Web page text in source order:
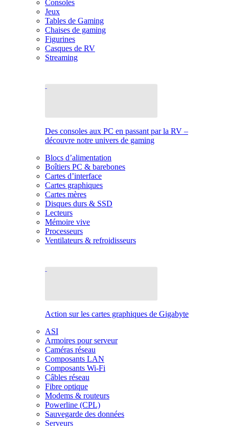
Consoles
Jeux
Tables de Gaming
Chaises de gaming
Figurines
Casques de RV
Streaming
Des consoles aux PC en passant par la RV –
découvre notre univers de gaming
Blocs d’alimentation
Boîtiers PC & barebones
Cartes d’interface
Cartes graphiques
Cartes mères
Disques durs & SSD
Lecteurs
Mémoire vive
Processeurs
Ventilateurs & refroidisseurs
Action sur les cartes graphiques de Gigabyte
ASI
Armoires pour serveur
Caméras réseau
Composants LAN
Composants Wi-Fi
Câbles réseau
Fibre optique
Modems & routeurs
Powerline (CPL)
Sauvegarde des données
Serveurs